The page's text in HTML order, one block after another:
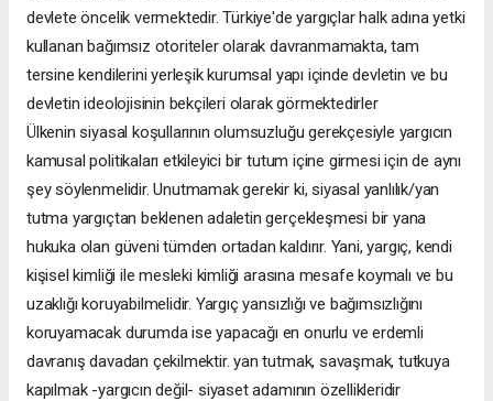
devlete öncelik vermektedir. Türkiye'de yargıçlar halk adına yetki
kullanan bağımsız otoriteler olarak davranmamakta, tam
tersine kendilerini yerleşik kurumsal yapı içinde devletin ve bu
devletin ideolojisinin bekçileri olarak görmektedirler
Ülkenin siyasal koşullarının olumsuzluğu gerekçesiyle yargıcın
kamusal politikaları etkileyici bir tutum içine girmesi için de aynı
şey söylenmelidir. Unutmamak gerekir ki, siyasal yanlılık/yan
tutma yargıçtan beklenen adaletin gerçekleşmesi bir yana
hukuka olan güveni tümden ortadan kaldırır. Yani, yargıç, kendi
kişisel kimliği ile mesleki kimliği arasına mesafe koymalı ve bu
uzaklığı koruyabilmelidir. Yargıç yansızlığı ve bağımsızlığını
koruyamacak durumda ise yapacağı en onurlu ve erdemli
davranış davadan çekilmektir. yan tutmak, savaşmak, tutkuya
kapılmak -yargıcın değil- siyaset adamının özellikleridir